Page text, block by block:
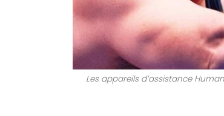
Les appareils d’assistance